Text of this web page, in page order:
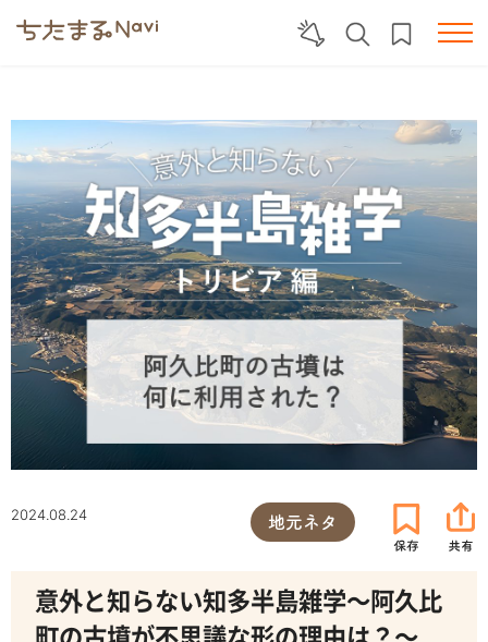
2024.08.24 地元ネタ
意外と知らない知多半島雑学～阿久比